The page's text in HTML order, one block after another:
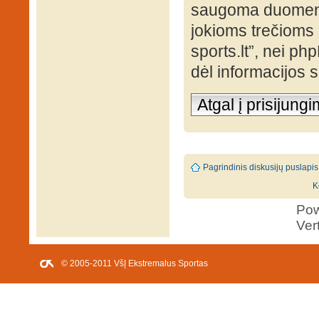
saugoma
jokioms trečioms
sports.lt”, nei
dėl informacijos
Atgal į
Pagrindinis diskusijų puslapis
© 2005-2011 VšĮ Ekstremalus Sportas